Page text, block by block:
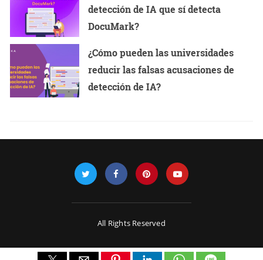
detección de IA que sí detecta
DocuMark?
¿Cómo pueden las universidades
reducir las falsas acusaciones de
detección de IA?
All Rights Reserved